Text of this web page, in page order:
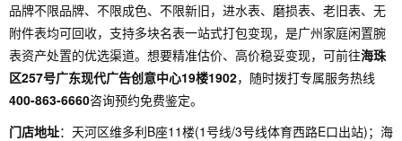
品牌不限品牌、不限成色、不限新旧，进水表、磨损表、老旧表、无
附件表均可回收，支持多块名表一站式打包变现，是广州家庭闲置腕
表资产处置的优选渠道。想要精准估价、高价稳妥变现，可前往海珠
区257号广东现代广告创意中心19楼1902，随时拨打专属服务热线
400-863-6660咨询预约免费鉴定。
门店地址：天河区维多利B座11楼(1号线/3号线体育西路E口出站)；海